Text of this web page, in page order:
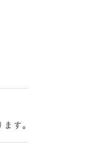
す。